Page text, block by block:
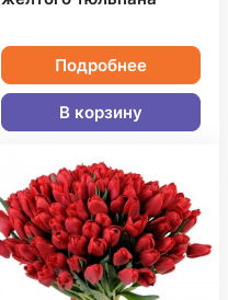
Подробнее
В корзину